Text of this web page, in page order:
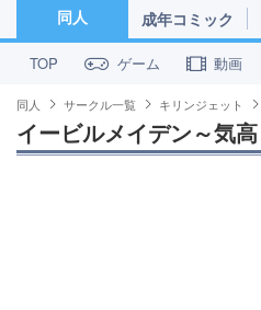
同人 成年コミック
TOP ゲーム 動画
同人 サークル一覧 キリンジェット
イービルメイデン～気